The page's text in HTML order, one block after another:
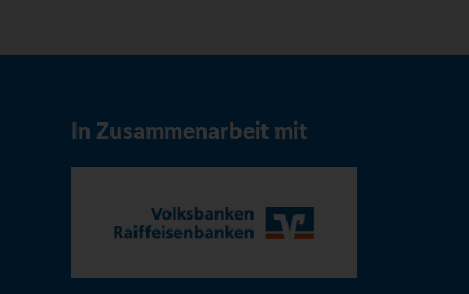
In Zusammenarbeit mit